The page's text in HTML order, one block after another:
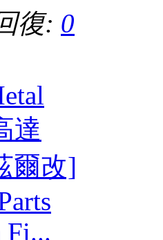
復: 0